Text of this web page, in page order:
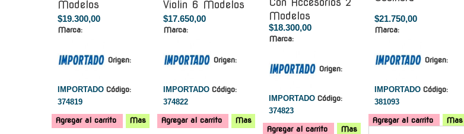
Modelos
$19.300,00
Marca:
Origen:
IMPORTADO Código:
374819
Agregar al carrito Mas
Violin 6 Modelos
$17.650,00
Marca:
Origen:
IMPORTADO Código:
374822
Agregar al carrito Mas
Con Accesorios 2
Modelos
$18.300,00
Marca:
Origen:
IMPORTADO Código:
374823
Agregar al carrito Mas
$21.750,00
Marca:
Origen:
IMPORTADO Código:
381093
Agregar al carrito Mas